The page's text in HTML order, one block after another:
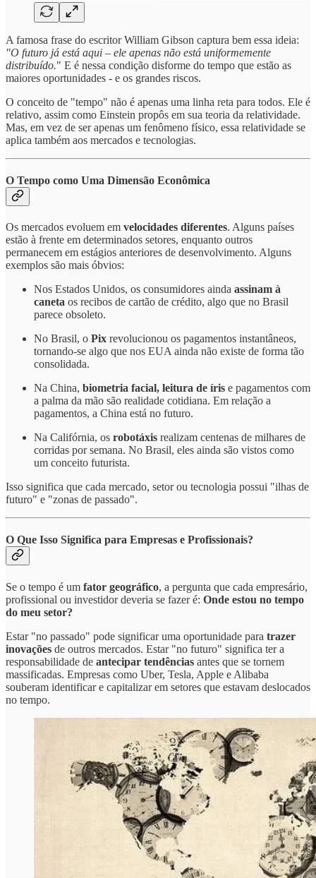
A famosa frase do escritor William Gibson captura bem essa ideia:
"O futuro já está aqui – ele apenas não está uniformemente
distribuído." E é nessa condição disforme do tempo que estão as
maiores oportunidades - e os grandes riscos.
O conceito de "tempo" não é apenas uma linha reta para todos. Ele é
relativo, assim como Einstein propôs em sua teoria da relatividade.
Mas, em vez de ser apenas um fenômeno físico, essa relatividade se
aplica também aos mercados e tecnologias.
O Tempo como Uma Dimensão Econômica
Os mercados evoluem em velocidades diferentes. Alguns países
estão à frente em determinados setores, enquanto outros
permanecem em estágios anteriores de desenvolvimento. Alguns
exemplos são mais óbvios:
Nos Estados Unidos, os consumidores ainda assinam à
caneta os recibos de cartão de crédito, algo que no Brasil
parece obsoleto.
No Brasil, o Pix revolucionou os pagamentos instantâneos,
tornando-se algo que nos EUA ainda não existe de forma tão
consolidada.
Na China, biometria facial, leitura de íris e pagamentos com
a palma da mão são realidade cotidiana. Em relação a
pagamentos, a China está no futuro.
Na Califórnia, os robotáxis realizam centenas de milhares de
corridas por semana. No Brasil, eles ainda são vistos como
um conceito futurista.
Isso significa que cada mercado, setor ou tecnologia possui "ilhas de
futuro" e "zonas de passado".
O Que Isso Significa para Empresas e Profissionais?
Se o tempo é um fator geográfico, a pergunta que cada empresário,
profissional ou investidor deveria se fazer é: Onde estou no tempo
do meu setor?
Estar "no passado" pode significar uma oportunidade para trazer
inovações de outros mercados. Estar "no futuro" significa ter a
responsabilidade de antecipar tendências antes que se tornem
massificadas. Empresas como Uber, Tesla, Apple e Alibaba
souberam identificar e capitalizar em setores que estavam deslocados
no tempo.